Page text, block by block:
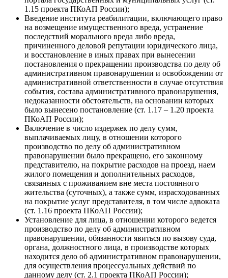
1.15 проекта ПКоАП России);
Введение института реабилитации, включающего право
на возмещение имущественного вреда, устранение
последствий морального вреда либо вреда,
причиненного деловой репутации юридического лица,
и восстановление в иных правах при вынесении
постановления о прекращении производства по делу об
административном правонарушении и освобождении от
административной ответственности в случае отсутствия
события, состава административного правонарушения,
недоказанности обстоятельств, на основании которых
было вынесено постановление (ст. 1.17 – 1.20 проекта
ПКоАП России);
Включение в число издержек по делу сумм,
выплачиваемых лицу, в отношении которого
производство по делу об административном
правонарушении было прекращено, его законному
представителю, на покрытие расходов на проезд, наем
жилого помещения и дополнительных расходов,
связанных с проживанием вне места постоянного
жительства (суточных), а также сумм, израсходованных
на покрытие услуг представителя, в том числе адвоката
(ст. 1.16 проекта ПКоАП России);
Установление для лица, в отношении которого ведется
производство по делу об административном
правонарушении, обязанности явиться по вызову суда,
органа, должностного лица, в производстве которых
находится дело об административном правонарушении,
для осуществления процессуальных действий по
данному делу (ст. 2.1 проекта ПКоАП России);